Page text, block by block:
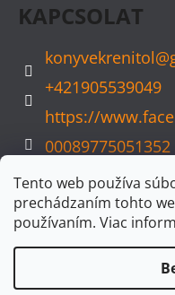
Tento web používa
prechádzaním tohto
používaním. Viac
KAPCSOLAT
konyvekrenitol@
+421905539049
https://
00089775051352
konyvvarazs